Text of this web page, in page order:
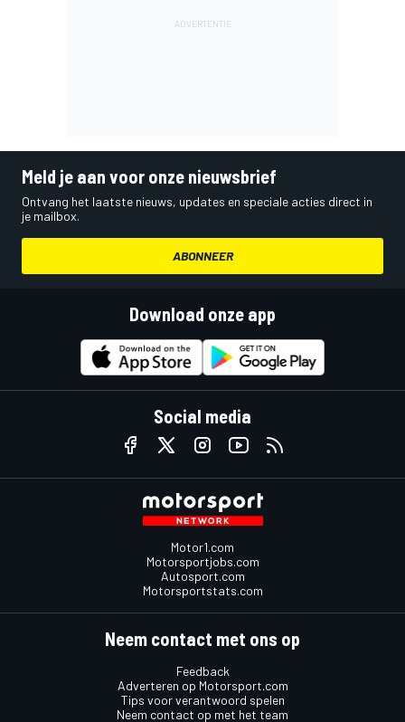
Meld je aan voor onze nieuwsbrief
Ontvang het laatste nieuws, updates en speciale acties direct in
je mailbox.
ABONNEER
Download onze app
Social media
Motor1.com
Motorsportjobs.com
Autosport.com
Motorsportstats.com
Neem contact met ons op
Feedback
Adverteren op Motorsport.com
Tips voor verantwoord spelen
Neem contact op met het team